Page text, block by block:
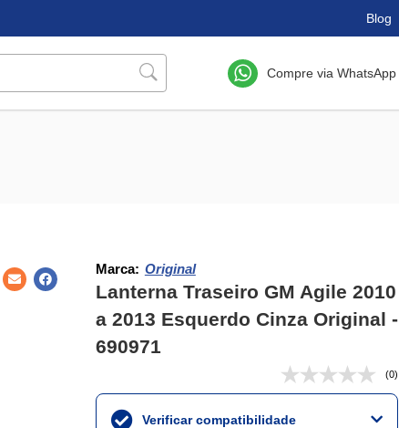
Blog
Compre via WhatsApp
Marca: Original
Lanterna Traseiro GM Agile 2010
a 2013 Esquerdo Cinza Original -
690971
(0)
Verificar compatibilidade